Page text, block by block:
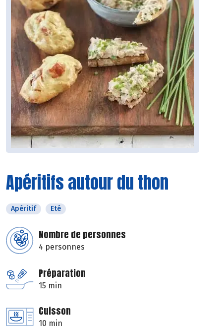
Apéritifs autour du thon
Apéritif Eté
Nombre de personnes
4 personnes
Préparation
15 min
Cuisson
10 min